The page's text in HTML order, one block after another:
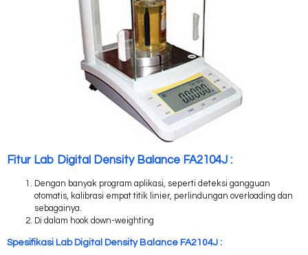
Fitur Lab Digital Density Balance FA2104J :
Dengan banyak program aplikasi, seperti deteksi gangguan
otomatis, kalibrasi empat titik linier, perlindungan overloading dan
sebagainya.
Di dalam hook down-weighting
Spesifikasi Lab Digital Density Balance FA2104J :